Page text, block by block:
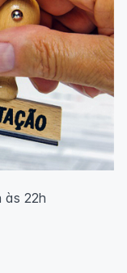
às 22h